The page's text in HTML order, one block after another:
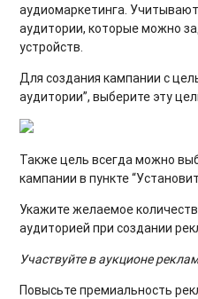
аудиомаркетинга.
аудитории, которые можно
устройств.
Для создания кампании с
аудитории”, выберите эту
Также цель всегда можно
кампании в пункте
Укажите желаемое
аудиторией при создании
Участвуйте в аукционе
Повысьте премиальность